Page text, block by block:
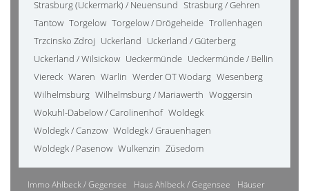
Strasburg (Uckermark) / Neuensund Strasburg / Gehren
Tantow Torgelow Torgelow / Drögeheide Trollenhagen
Trzcinsko Zdroj Uckerland Uckerland / Güterberg
Uckerland / Wilsickow Ueckermünde Ueckermünde / Bellin
Viereck Waren Warlin Werder OT Wodarg Wesenberg
Wilhelmsburg Wilhelmsburg / Mariawerth Woggersin
Wokuhl-Dabelow / Carolinenhof Woldegk
Woldegk / Canzow Woldegk / Grauenhagen
Woldegk / Pasenow Wulkenzin Züsedom
Immo Ahlbeck / Gegensee Haus Ahlbeck / Gegensee
Häuser